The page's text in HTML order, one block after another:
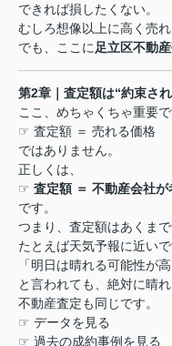
できれば損したくない。
むしろ想像以上に高く売れ
でも、ここに 足立区不動
第2章｜査定額は“約束さ
ここ、めちゃくちゃ重要で
☞ 査定額 ＝ 売れる価格
ではありません。
正しくは、
☞ 査定額 ＝ 不動産会社
です。
つまり、査定額はあくまで
たとえば天気予報に近いで
「明日は晴れる可能性が高
と言われても、絶対に晴
不動産査定も同じです。
☞ データを見る
☞ 過去の成約事例を見る